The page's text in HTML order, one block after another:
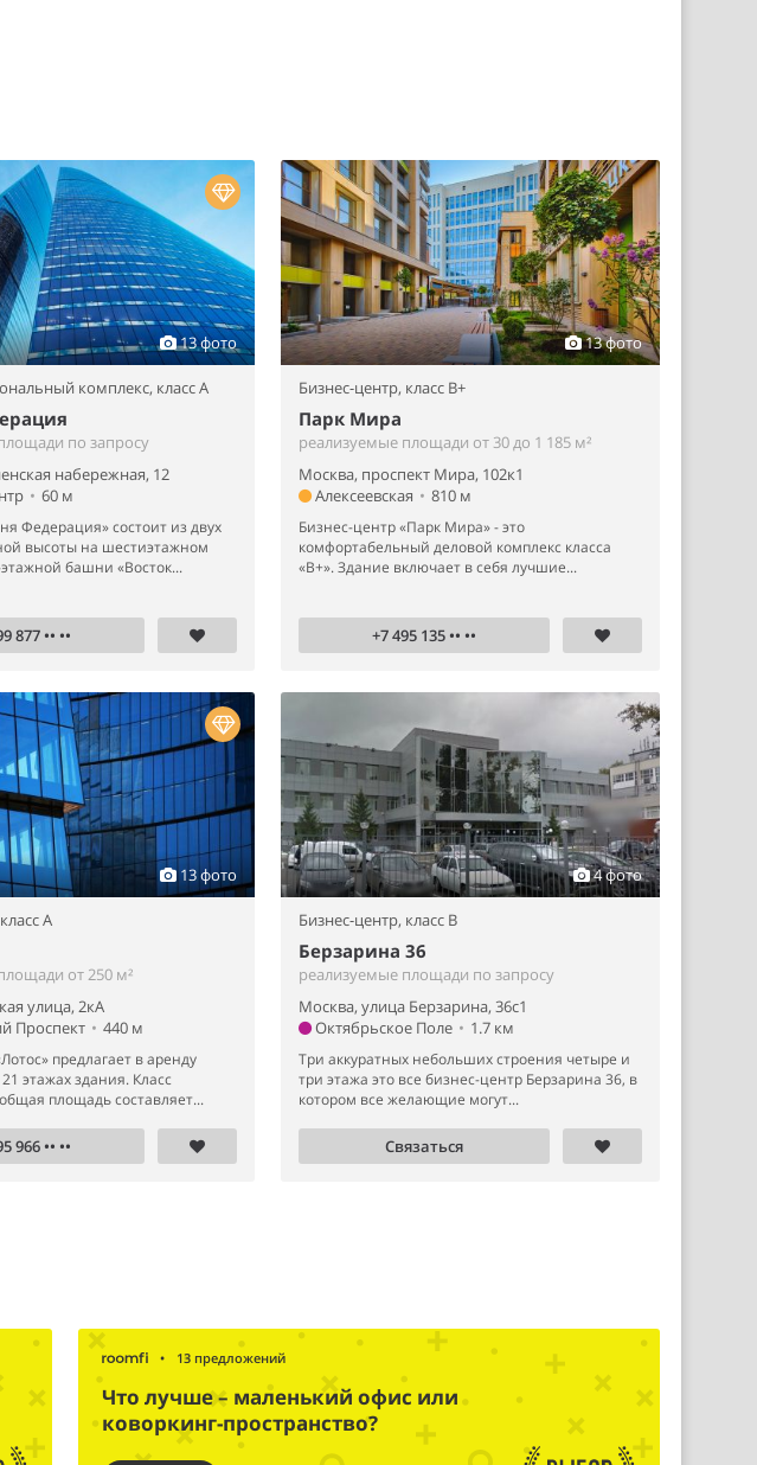
13 фото
комплекс, класс A
по запросу
набережная, 12
• 60 м
Федерация» состоит из двух
высоты на шестиэтажном
башни «Восток...
877 •• ••
13 фото
Бизнес-центр, класс B+
Парк Мира
реализуемые площади от 30 до 1 185 м²
Москва, проспект Мира, 102к1
Алексеевская • 810 м
Бизнес-центр «Парк Мира» - это
комфортабельный деловой комплекс класса
«B+». Здание включает в себя лучшие...
+7 495 135 •• ••
13 фото
класс A
от 250 м²
улица, 2кА
Проспект • 440 м
предлагает в аренду
этажах здания. Класс
площадь составляет...
966 •• ••
4 фото
Бизнес-центр, класс B
Берзарина 36
реализуемые площади по запросу
Москва, улица Берзарина, 36с1
Октябрьское Поле • 1.7 км
Три аккуратных небольших строения четыре и
три этажа это все бизнес-центр Берзарина 36, в
котором все желающие могут...
Связаться
• 13 предложений
Что лучше – маленький офис или
коворкинг-пространство?